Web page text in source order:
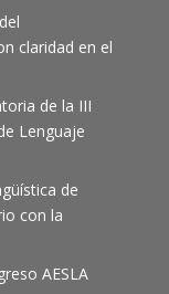
claridad en el
de la III
Lenguaje
de
con la
AESLA